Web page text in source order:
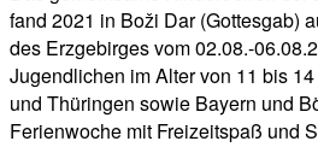
fand 2021 in Boži Dar (Gottesgab)
des Erzgebirges vom 02.08.-
Jugendlichen im Alter von 11 bis
und Thüringen sowie Bayern und
Ferienwoche mit Freizeitspaß und